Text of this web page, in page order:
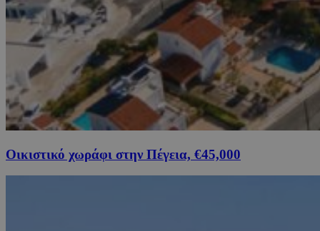
Οικιστικό χωράφι στην Πέγεια, €45,000